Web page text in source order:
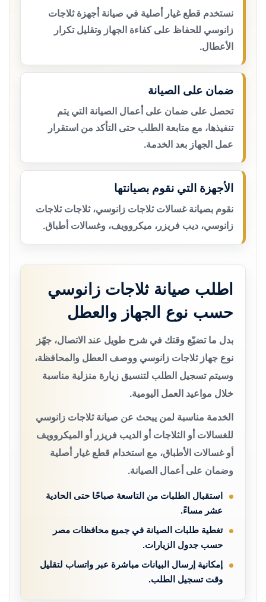
نستخدم قطع غيار أصلية في صيانة أجهزة ثلاجات
زانوسي للحفاظ على كفاءة الجهاز وتقليل تكرار
الأعطال.
ضمان على الصيانة
تحصل على ضمان على أعمال الصيانة التي يتم
تنفيذها، مع متابعة الطلب حتى التأكد من استقرار
عمل الجهاز بعد الخدمة.
الأجهزة التي نقوم بصيانتها
نقوم بصيانة غسالات ثلاجات زانوسي، ثلاجات ثلاجات
زانوسي، ديب فريزر، ميكروويف، وغسالات أطباق.
اطلب صيانة ثلاجات زانوسي
حسب نوع الجهاز والعطل
بدل ما تضيّع وقتك في شرح طويل عند الاتصال، جهّز
نوع جهاز ثلاجات زانوسي ووصف العطل والمحافظة،
وسيتم تسجيل الطلب لتنسيق زيارة منزلية مناسبة
خلال مواعيد العمل اليومية.
الخدمة مناسبة لمن يبحث عن صيانة ثلاجات زانوسي
للغسالات أو الثلاجات أو الديب فريزر أو الميكروويف
أو غسالات الأطباق، مع استخدام قطع غيار أصلية
وضمان على أعمال الصيانة.
استقبال الطلبات من التاسعة صباحًا حتى الحادية
عشر مساءً.
تغطية طلبات الصيانة في جميع محافظات مصر
حسب جدول الزيارات.
إمكانية إرسال البيانات مباشرة عبر واتساب لتقليل
وقت تسجيل الطلب.